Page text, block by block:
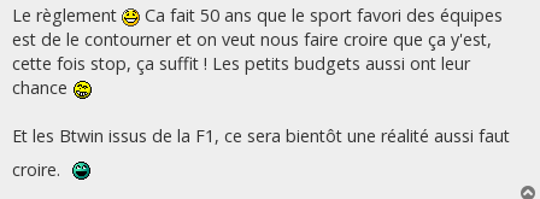
s
s
a
g
e
Le règlement
Ca fait 50 ans que le sport favori des équipes
est de le contourner et on veut nous faire croire que ça y'est,
cette fois stop, ça suffit ! Les petits budgets aussi ont leur
chance
Et les Btwin issus de la F1, ce sera bientôt une réalité aussi faut
croire.